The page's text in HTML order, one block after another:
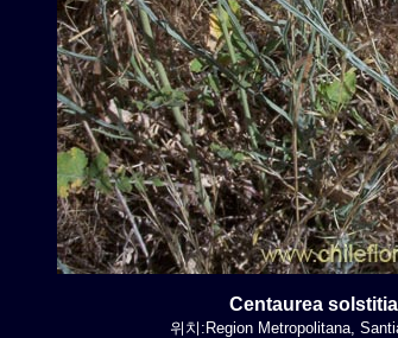
Centaurea
위치:Region Metropolitana,